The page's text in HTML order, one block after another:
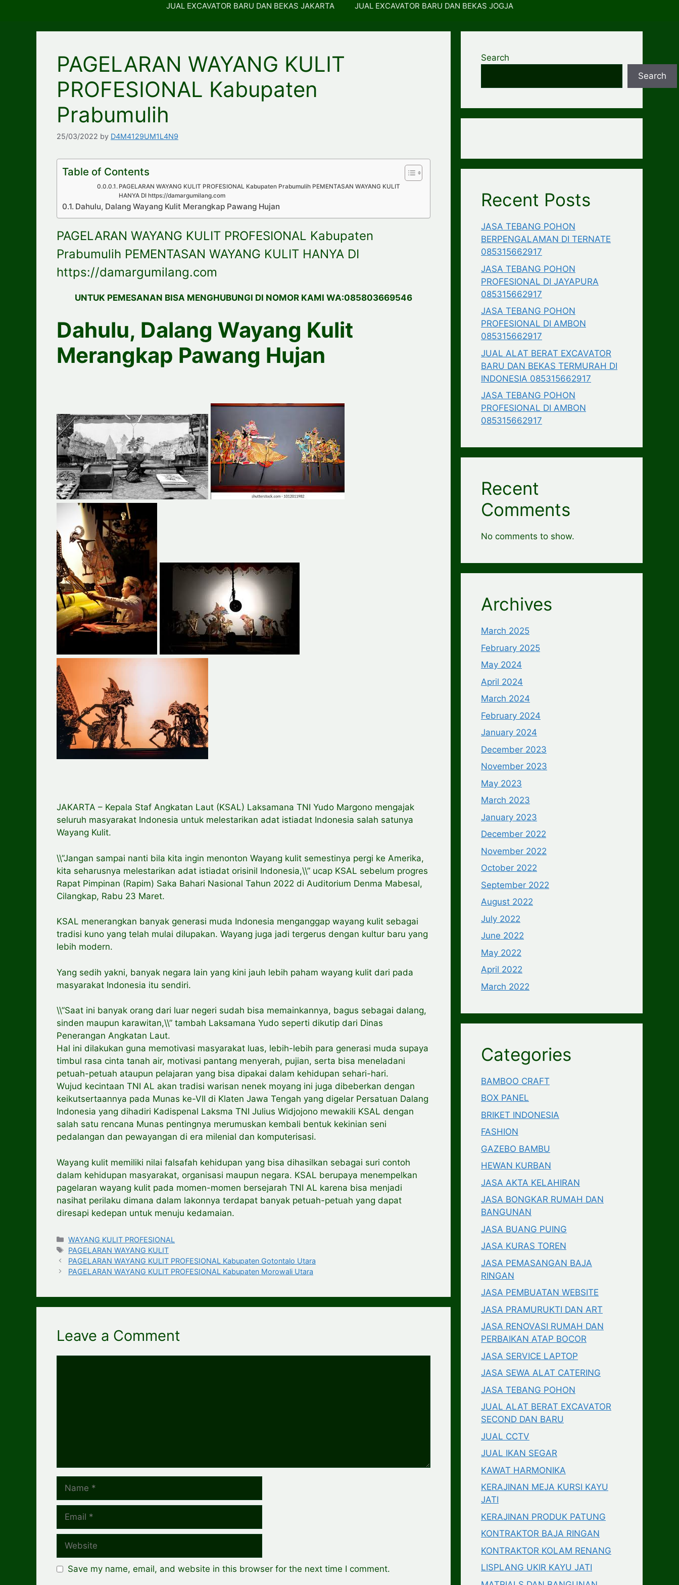
JUAL EXCAVATOR BARU DAN BEKAS JAKARTA JUAL EXCAVATOR BARU DAN BEKAS JOGJA
PAGELARAN WAYANG KULIT
PROFESIONAL Kabupaten
Prabumulih
25/03/2022 by D4M4129UM1L4N9
Table of Contents
PAGELARAN WAYANG KULIT PROFESIONAL Kabupaten Prabumulih PEMENTASAN WAYANG KULIT
HANYA DI https://damargumilang.com
Dahulu, Dalang Wayang Kulit Merangkap Pawang Hujan
PAGELARAN WAYANG KULIT PROFESIONAL Kabupaten
Prabumulih PEMENTASAN WAYANG KULIT HANYA DI
https://damargumilang.com
UNTUK PEMESANAN BISA MENGHUBUNGI DI NOMOR KAMI WA:085803669546
Dahulu, Dalang Wayang Kulit
Merangkap Pawang Hujan
JAKARTA – Kepala Staf Angkatan Laut (KSAL) Laksamana TNI Yudo Margono mengajak
seluruh masyarakat Indonesia untuk melestarikan adat istiadat Indonesia salah satunya
Wayang Kulit.
\\”Jangan sampai nanti bila kita ingin menonton Wayang kulit semestinya pergi ke Amerika,
kita seharusnya melestarikan adat istiadat orisinil Indonesia,\\” ucap KSAL sebelum progres
Rapat Pimpinan (Rapim) Saka Bahari Nasional Tahun 2022 di Auditorium Denma Mabesal,
Cilangkap, Rabu 23 Maret.
KSAL menerangkan banyak generasi muda Indonesia menganggap wayang kulit sebagai
tradisi kuno yang telah mulai dilupakan. Wayang juga jadi tergerus dengan kultur baru yang
lebih modern.
Yang sedih yakni, banyak negara lain yang kini jauh lebih paham wayang kulit dari pada
masyarakat Indonesia itu sendiri.
\\”Saat ini banyak orang dari luar negeri sudah bisa memainkannya, bagus sebagai dalang,
sinden maupun karawitan,\\” tambah Laksamana Yudo seperti dikutip dari Dinas
Penerangan Angkatan Laut.
Hal ini dilakukan guna memotivasi masyarakat luas, lebih-lebih para generasi muda supaya
timbul rasa cinta tanah air, motivasi pantang menyerah, pujian, serta bisa meneladani
petuah-petuah ataupun pelajaran yang bisa dipakai dalam kehidupan sehari-hari.
Wujud kecintaan TNI AL akan tradisi warisan nenek moyang ini juga dibeberkan dengan
keikutsertaannya pada Munas ke-VII di Klaten Jawa Tengah yang digelar Persatuan Dalang
Indonesia yang dihadiri Kadispenal Laksma TNI Julius Widjojono mewakili KSAL dengan
salah satu rencana Munas pentingnya merumuskan kembali bentuk kekinian seni
pedalangan dan pewayangan di era milenial dan komputerisasi.
Wayang kulit memiliki nilai falsafah kehidupan yang bisa dihasilkan sebagai suri contoh
dalam kehidupan masyarakat, organisasi maupun negara. KSAL berupaya menempelkan
pagelaran wayang kulit pada momen-momen bersejarah TNI AL karena bisa menjadi
nasihat perilaku dimana dalam lakonnya terdapat banyak petuah-petuah yang dapat
diresapi kedepan untuk menuju kedamaian.
Categories
WAYANG KULIT PROFESIONAL
Tags
PAGELARAN WAYANG KULIT
PAGELARAN WAYANG KULIT PROFESIONAL Kabupaten Gotontalo Utara
PAGELARAN WAYANG KULIT PROFESIONAL Kabupaten Morowali Utara
Leave a Comment
Save my name, email, and website in this browser for the next time I comment.
Search
Search
Recent Posts
JASA TEBANG POHON
BERPENGALAMAN DI TERNATE
085315662917
JASA TEBANG POHON
PROFESIONAL DI JAYAPURA
085315662917
JASA TEBANG POHON
PROFESIONAL DI AMBON
085315662917
JUAL ALAT BERAT EXCAVATOR
BARU DAN BEKAS TERMURAH DI
INDONESIA 085315662917
JASA TEBANG POHON
PROFESIONAL DI AMBON
085315662917
Recent
Comments
No comments to show.
Archives
March 2025
February 2025
May 2024
April 2024
March 2024
February 2024
January 2024
December 2023
November 2023
May 2023
March 2023
January 2023
December 2022
November 2022
October 2022
September 2022
August 2022
July 2022
June 2022
May 2022
April 2022
March 2022
Categories
BAMBOO CRAFT
BOX PANEL
BRIKET INDONESIA
FASHION
GAZEBO BAMBU
HEWAN KURBAN
JASA AKTA KELAHIRAN
JASA BONGKAR RUMAH DAN
BANGUNAN
JASA BUANG PUING
JASA KURAS TOREN
JASA PEMASANGAN BAJA
RINGAN
JASA PEMBUATAN WEBSITE
JASA PRAMURUKTI DAN ART
JASA RENOVASI RUMAH DAN
PERBAIKAN ATAP BOCOR
JASA SERVICE LAPTOP
JASA SEWA ALAT CATERING
JASA TEBANG POHON
JUAL ALAT BERAT EXCAVATOR
SECOND DAN BARU
JUAL CCTV
JUAL IKAN SEGAR
KAWAT HARMONIKA
KERAJINAN MEJA KURSI KAYU
JATI
KERAJINAN PRODUK PATUNG
KONTRAKTOR BAJA RINGAN
KONTRAKTOR KOLAM RENANG
LISPLANG UKIR KAYU JATI